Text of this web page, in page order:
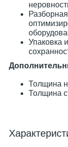
Упаковка
Толщина
Толщина